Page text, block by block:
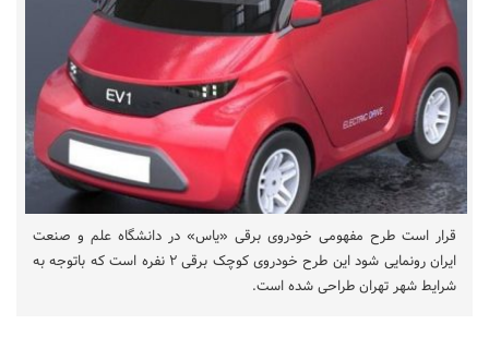
قرار است طرح مفهومی خودروی برقی «یاس» در دانشگاه علم و صنعت
ایران رونمایی شود این طرح خودروی کوچک برقی ۲ نفره است که باتوجه به
شرایط شهر تهران طراحی شده است.